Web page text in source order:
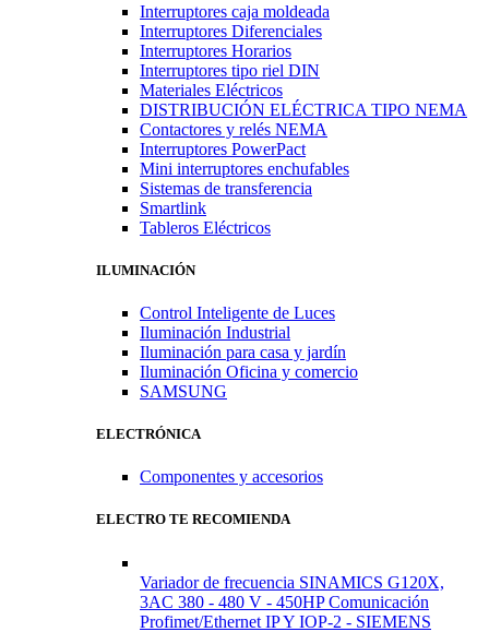
Interruptores caja moldeada
Interruptores Diferenciales
Interruptores Horarios
Interruptores tipo riel DIN
Materiales Eléctricos
DISTRIBUCIÓN ELÉCTRICA TIPO NEMA
Contactores y relés NEMA
Interruptores PowerPact
Mini interruptores enchufables
Sistemas de transferencia
Smartlink
Tableros Eléctricos
ILUMINACIÓN
Control Inteligente de Luces
Iluminación Industrial
Iluminación para casa y jardín
Iluminación Oficina y comercio
SAMSUNG
ELECTRÓNICA
Componentes y accesorios
ELECTRO TE RECOMIENDA
Variador de frecuencia SINAMICS G120X,
3AC 380 - 480 V - 450HP Comunicación
Profimet/Ethernet IP Y IOP-2 - SIEMENS